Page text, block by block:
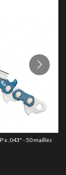
x .043" - 50 mailles